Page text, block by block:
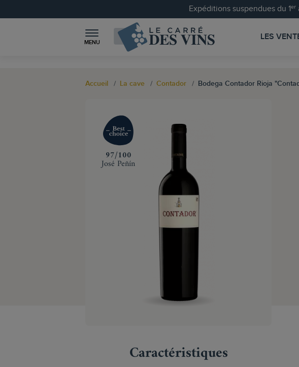
Expéditions suspendues du
MENU
LES
Accueil La cave Contador Bodega Contador Rioja
‍97/100
José Peñín
Caractéristiques